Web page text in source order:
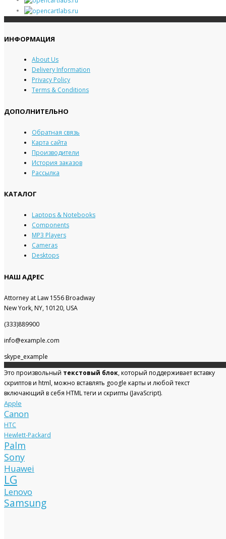
ИНФОРМАЦИЯ
About Us
Delivery Information
Privacy Policy
Terms & Conditions
ДОПОЛНИТЕЛЬНО
Обратная связь
Карта сайта
Производители
История заказов
Рассылка
КАТАЛОГ
Laptops & Notebooks
Components
MP3 Players
Cameras
Desktops
НАШ АДРЕС
Attorney at Law 1556 Broadway
New York, NY, 10120, USA
(333)889900
info@example.com
skype_example
Это произвольный текстовый блок, который поддерживает вставку
скриптов и html, можно вставлять google карты и любой текст
включающий в себя HTML теги и скрипты (JavaScript).
Apple
Canon
HTC
Hewlett-Packard
Palm
Sony
Huawei
LG
Lenovo
Samsung